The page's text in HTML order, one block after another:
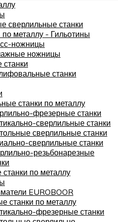
сверлильные станки
металлу - Гильотины
ножницы
ножницы
станки
станки по металлу
фрезерные станки
сверлильные станки
сверлильные станки
сверлильные станки
резьбонарезные
по металлу
EUROBOOR
станки по металлу
фрезерные станки